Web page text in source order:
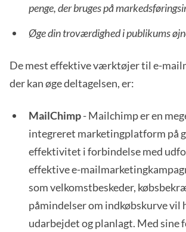
penge, der bruges på
Øge din troværdighed i publikums
De mest effektive værktøjer til e-
der kan øge deltagelsen, er:
MailChimp- Mailchimp er en
integreret marketingplatform på
effektivitet i forbindelse med
effektive e-
som velkomstbeskeder,
påmindelser om indkøbskurve
udarbejdet og planlagt. Med sine